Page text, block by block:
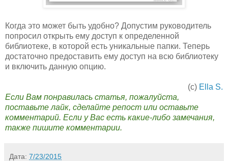
Когда это может быть удобно? Допустим руководитель
попросил открыть ему доступ к определенной
библиотеке, в которой есть уникальные папки. Теперь
достаточно предоставить ему доступ на всю библиотеку
и включить данную опцию.
(с) Ella S.
Если Вам понравилась статья, пожалуйста,
поставьте лайк, сделайте репост или оставьте
комментарий. Если у Вас есть какие-либо замечания,
также пишите комментарии.
Дата: 7/23/2015